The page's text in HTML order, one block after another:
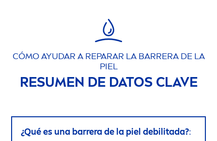
CÓMO AYUDAR A REPARAR LA BARRERA DE LA
PIEL
RESUMEN DE DATOS CLAVE
¿Qué es una barrera de la piel debilitada?: